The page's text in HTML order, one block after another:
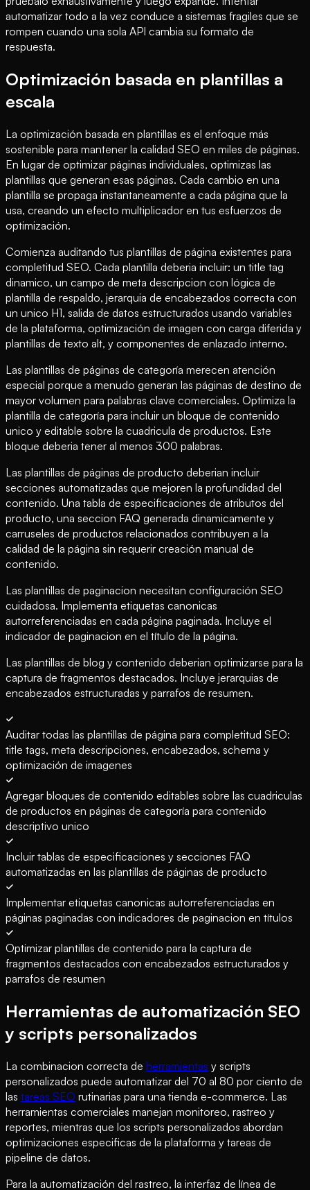
automatizar todo a la vez conduce a sistemas fragiles que se
rompen cuando una sola API cambia su formato de
respuesta.
Optimización basada en plantillas a
escala
La optimización basada en plantillas es el enfoque más
sostenible para mantener la calidad SEO en miles de páginas.
En lugar de optimizar páginas individuales, optimizas las
plantillas que generan esas páginas. Cada cambio en una
plantilla se propaga instantaneamente a cada página que la
usa, creando un efecto multiplicador en tus esfuerzos de
optimización.
Comienza auditando tus plantillas de página existentes para
completitud SEO. Cada plantilla deberia incluir: un title tag
dinamico, un campo de meta descripcion con lógica de
plantilla de respaldo, jerarquia de encabezados correcta con
un unico H1, salida de datos estructurados usando variables
de la plataforma, optimización de imagen con carga diferida y
plantillas de texto alt, y componentes de enlazado interno.
Las plantillas de páginas de categoría merecen atención
especial porque a menudo generan las páginas de destino de
mayor volumen para palabras clave comerciales. Optimiza la
plantilla de categoría para incluir un bloque de contenido
unico y editable sobre la cuadricula de productos. Este
bloque deberia tener al menos 300 palabras.
Las plantillas de páginas de producto deberian incluir
secciones automatizadas que mejoren la profundidad del
contenido. Una tabla de especificaciones de atributos del
producto, una seccion FAQ generada dinamicamente y
carruseles de productos relacionados contribuyen a la
calidad de la página sin requerir creación manual de
contenido.
Las plantillas de paginacion necesitan configuración SEO
cuidadosa. Implementa etiquetas canonicas
autorreferenciadas en cada página paginada. Incluye el
indicador de paginacion en el título de la página.
Las plantillas de blog y contenido deberian optimizarse para la
captura de fragmentos destacados. Incluye jerarquias de
encabezados estructuradas y parrafos de resumen.
Auditar todas las plantillas de página para completitud SEO:
title tags, meta descripciones, encabezados, schema y
optimización de imagenes
Agregar bloques de contenido editables sobre las cuadriculas
de productos en páginas de categoría para contenido
descriptivo unico
Incluir tablas de especificaciones y secciones FAQ
automatizadas en las plantillas de páginas de producto
Implementar etiquetas canonicas autorreferenciadas en
páginas paginadas con indicadores de paginacion en títulos
Optimizar plantillas de contenido para la captura de
fragmentos destacados con encabezados estructurados y
parrafos de resumen
Herramientas de automatización SEO
y scripts personalizados
La combinacion correcta de herramientas y scripts
personalizados puede automatizar del 70 al 80 por ciento de
las tareas SEO rutinarias para una tienda e-commerce. Las
herramientas comerciales manejan monitoreo, rastreo y
reportes, mientras que los scripts personalizados abordan
optimizaciones especificas de la plataforma y tareas de
pipeline de datos.
Para la automatización del rastreo, la interfaz de línea de